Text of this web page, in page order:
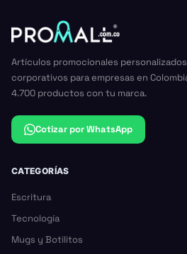
Artículos promocionales
corporativos para empresas en
4.700 productos con tu marca.
Cotizar por WhatsApp
CATEGORÍAS
Escritura
Tecnología
Mugs y Botilitos